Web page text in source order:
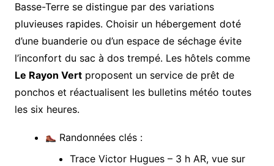
Basse-Terre se distingue par des variations
pluvieuses rapides. Choisir un hébergement doté
d’une buanderie ou d’un espace de séchage évite
l’inconfort du sac à dos trempé. Les hôtels comme
Le Rayon Vertproposent un service de prêt de
ponchos et réactualisent les bulletins météo toutes
les six heures.
Randonnées clés :
Trace Victor Hugues – 3 h AR, vue sur